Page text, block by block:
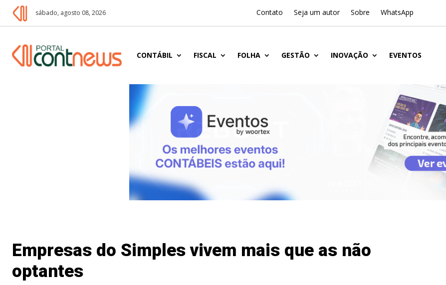
sábado, agosto 08, 2026 Contato Seja um autor Sobre WhatsApp
CONTÁBIL FISCAL FOLHA GESTÃO INOVAÇÃO EVENTOS
Empresas do Simples vivem mais que as não
optantes